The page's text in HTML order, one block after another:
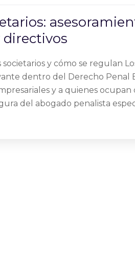
directivos
y cómo se regulan
dentro del Derecho Penal
y a quienes
del abogado penalista